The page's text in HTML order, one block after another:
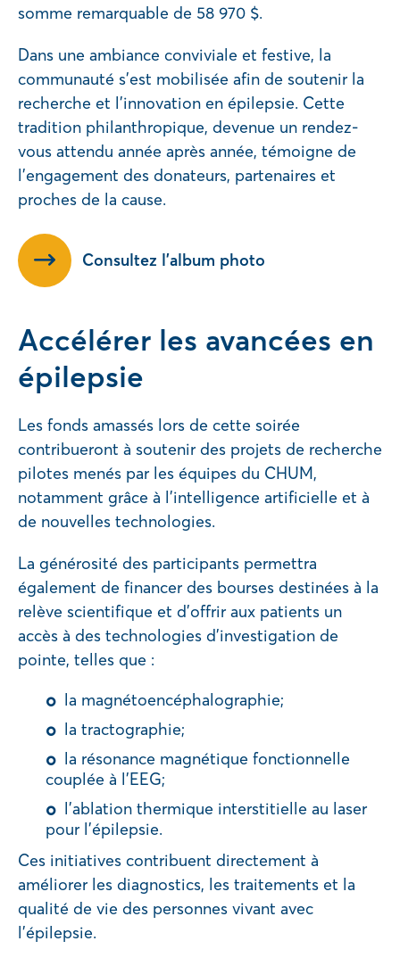
somme remarquable de 58 970 $.
Dans une ambiance conviviale et festive, la
communauté s’est mobilisée afin de soutenir la
recherche et l’innovation en épilepsie. Cette
tradition philanthropique, devenue un rendez-
vous attendu année après année, témoigne de
l’engagement des donateurs, partenaires et
proches de la cause.
Consultez l’album photo
Accélérer les avancées en
épilepsie
Les fonds amassés lors de cette soirée
contribueront à soutenir des projets de recherche
pilotes menés par les équipes du CHUM,
notamment grâce à l’intelligence artificielle et à
de nouvelles technologies.
La générosité des participants permettra
également de financer des bourses destinées à la
relève scientifique et d’offrir aux patients un
accès à des technologies d’investigation de
pointe, telles que :
la magnétoencéphalographie;
la tractographie;
la résonance magnétique fonctionnelle
couplée à l’EEG;
l’ablation thermique interstitielle au laser
pour l’épilepsie.
Ces initiatives contribuent directement à
améliorer les diagnostics, les traitements et la
qualité de vie des personnes vivant avec
l’épilepsie.